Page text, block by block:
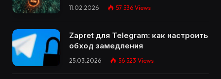
11.02.2026 57 536 Views
Zapret для Telegram: как настроить
обход замедления
25.03.2026 56 523 Views